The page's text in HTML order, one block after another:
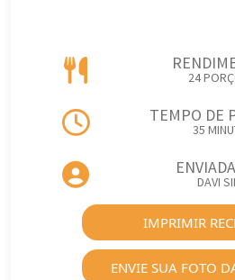
24
TEMPO DE
35
DAVI
IMPRIMIR
ENVIE SUA FOTO